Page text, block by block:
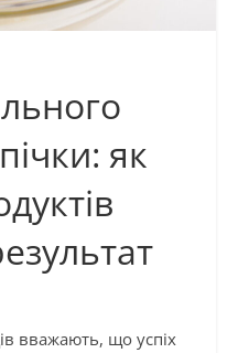
як
вважають, що успіх